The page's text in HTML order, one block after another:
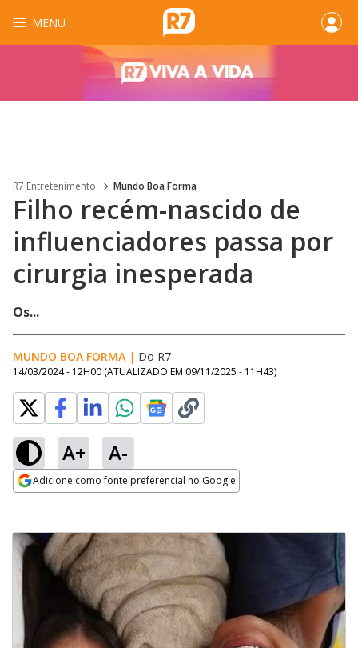
MENU
R7 Entretenimento Mundo Boa Forma
Filho recém-nascido de
influenciadores passa por
cirurgia inesperada
Os...
MUNDO BOA FORMA | Do R7
14/03/2024 - 12H00 (ATUALIZADO EM 09/11/2025 - 11H43)
A+ A-
Adicione como fonte preferencial no Google